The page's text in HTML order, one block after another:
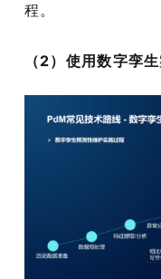
程。
（2）使用数字孪